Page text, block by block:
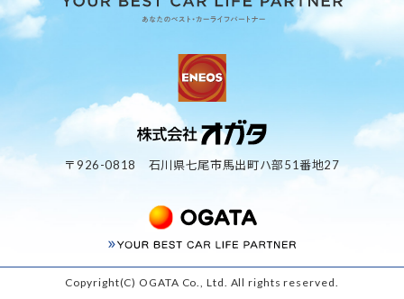
〒926-0818 石川県七尾市馬出町ハ部51番地27
Copyright(C) OGATA Co., Ltd. All rights reserved.